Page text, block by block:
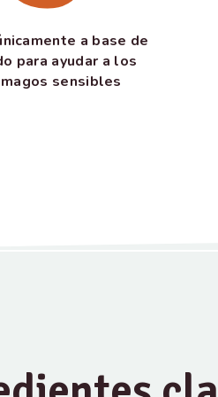
a base de
para ayudar a los
sensibles